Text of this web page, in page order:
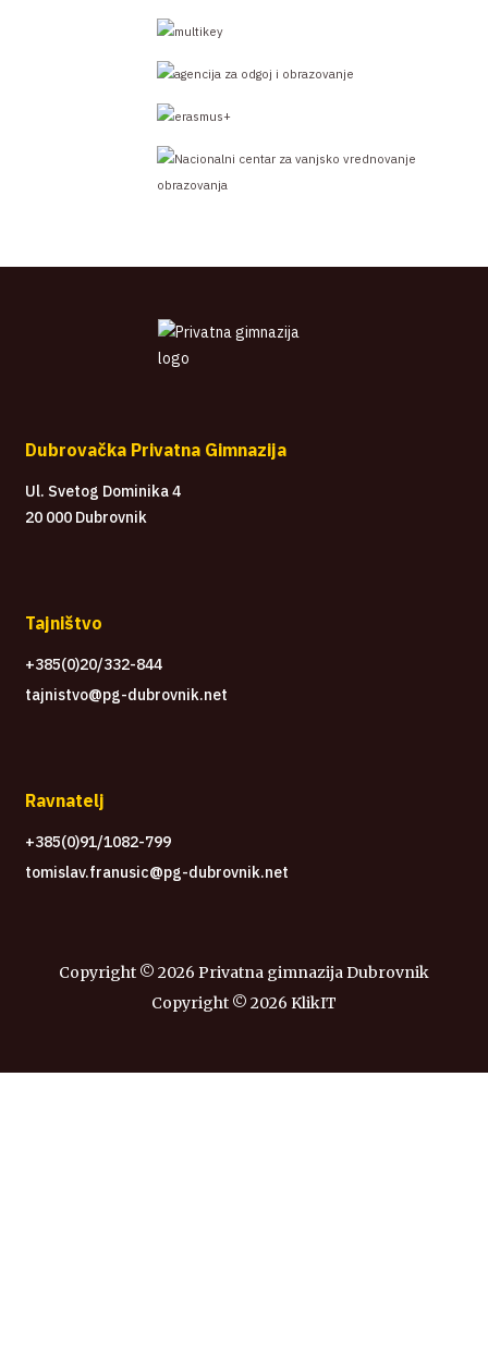
Dubrovačka Privatna Gimnazija
Ul. Svetog Dominika 4
20 000 Dubrovnik
Tajništvo
+385(0)20/332-844
tajnistvo@pg-dubrovnik.net
Ravnatelj
+385(0)91/1082-799
tomislav.franusic@pg-dubrovnik.net
Copyright © 2026 Privatna gimnazija Dubrovnik
Copyright © 2026 KlikIT